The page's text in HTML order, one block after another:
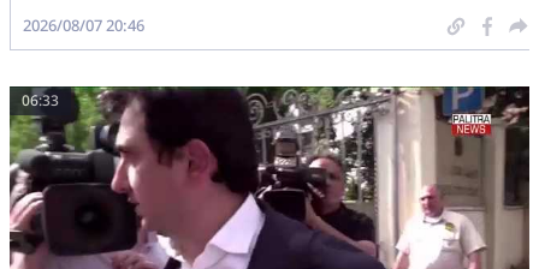
2026/08/07 20:46
06:33